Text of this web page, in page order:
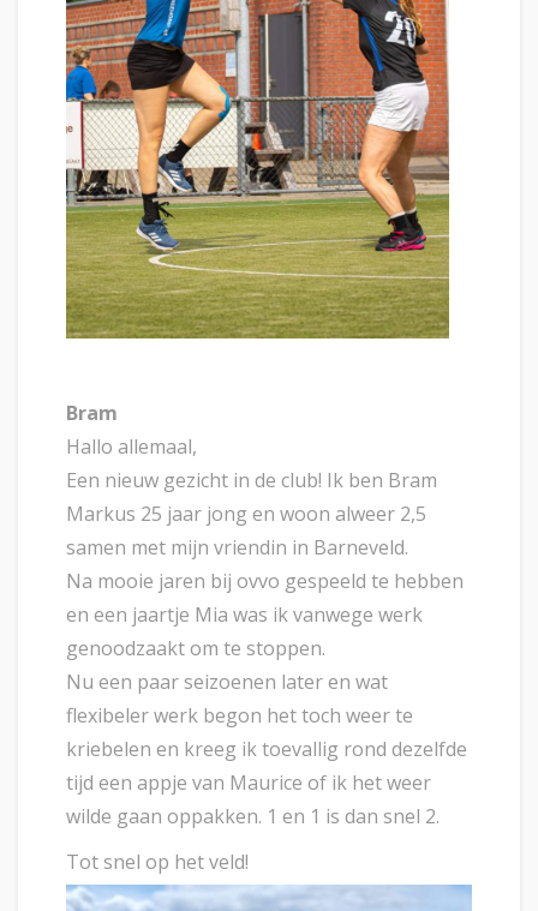
Bram
Hallo allemaal,
Een nieuw gezicht in de club! Ik ben Bram
Markus 25 jaar jong en woon alweer 2,5
samen met mijn vriendin in Barneveld.
Na mooie jaren bij ovvo gespeeld te hebben
en een jaartje Mia was ik vanwege werk
genoodzaakt om te stoppen.
Nu een paar seizoenen later en wat
flexibeler werk begon het toch weer te
kriebelen en kreeg ik toevallig rond dezelfde
tijd een appje van Maurice of ik het weer
wilde gaan oppakken. 1 en 1 is dan snel 2.
Tot snel op het veld!